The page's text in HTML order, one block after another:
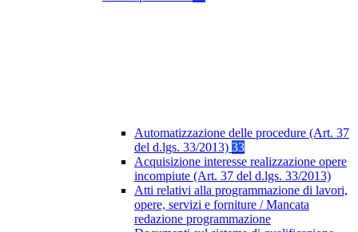
Automatizzazione delle procedure (Art. 37
del d.lgs. 33/2013) 33
Acquisizione interesse realizzazione opere
incompiute (Art. 37 del d.lgs. 33/2013)
Atti relativi alla programmazione di lavori,
opere, servizi e forniture / Mancata
redazione programmazione